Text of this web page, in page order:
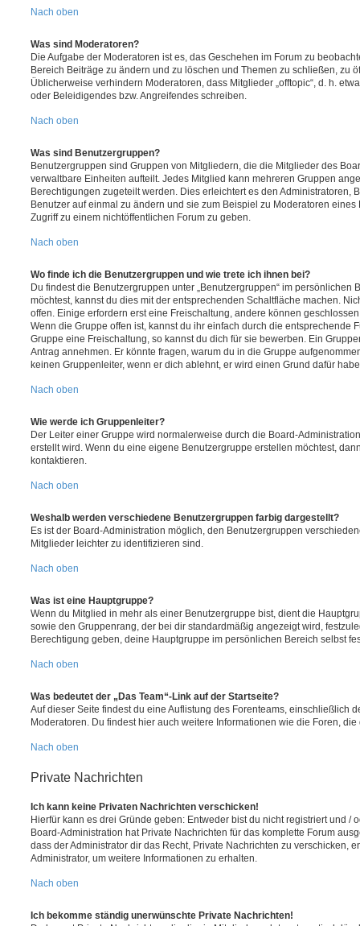
Nach oben
Was sind Moderatoren?
Die Aufgabe der Moderatoren ist es, das Geschehen im Forum zu
Bereich Beiträge zu ändern und zu löschen und Themen zu schließen, zu
Üblicherweise verhindern Moderatoren, dass Mitglieder „offtopic“, d. h.
oder Beleidigendes bzw. Angreifendes schreiben.
Nach oben
Was sind Benutzergruppen?
Benutzergruppen sind Gruppen von Mitgliedern, die die Mitglieder des
verwaltbare Einheiten aufteilt. Jedes Mitglied kann mehreren Gruppen
Berechtigungen zugeteilt werden. Dies erleichtert es den Administratoren,
Benutzer auf einmal zu ändern und sie zum Beispiel zu Moderatoren
Zugriff zu einem nichtöffentlichen Forum zu geben.
Nach oben
Wo finde ich die Benutzergruppen und wie trete ich ihnen bei?
Du findest die Benutzergruppen unter „Benutzergruppen“ im persönlichen
möchtest, kannst du dies mit der entsprechenden Schaltfläche machen.
offen. Einige erfordern erst eine Freischaltung, andere können
Wenn die Gruppe offen ist, kannst du ihr einfach durch die entsprechende
Gruppe eine Freischaltung, so kannst du dich für sie bewerben. Ein
Antrag annehmen. Er könnte fragen, warum du in die Gruppe
keinen Gruppenleiter, wenn er dich ablehnt, er wird einen Grund dafür
Nach oben
Wie werde ich Gruppenleiter?
Der Leiter einer Gruppe wird normalerweise durch die Board-
erstellt wird. Wenn du eine eigene Benutzergruppe erstellen möchtest,
kontaktieren.
Nach oben
Weshalb werden verschiedene Benutzergruppen farbig dargestellt?
Es ist der Board-Administration möglich, den Benutzergruppen
Mitglieder leichter zu identifizieren sind.
Nach oben
Was ist eine Hauptgruppe?
Wenn du Mitglied in mehr als einer Benutzergruppe bist, dient die
sowie den Gruppenrang, der bei dir standardmäßig angezeigt wird,
Berechtigung geben, deine Hauptgruppe im persönlichen Bereich selbst
Nach oben
Was bedeutet der „Das Team“-Link auf der Startseite?
Auf dieser Seite findest du eine Auflistung des Forenteams, einschließlich
Moderatoren. Du findest hier auch weitere Informationen wie die Foren,
Nach oben
Private Nachrichten
Ich kann keine Privaten Nachrichten verschicken!
Hierfür kann es drei Gründe geben: Entweder bist du nicht registriert und /
Board-Administration hat Private Nachrichten für das komplette Forum
dass der Administrator dir das Recht, Private Nachrichten zu verschicken,
Administrator, um weitere Informationen zu erhalten.
Nach oben
Ich bekomme ständig unerwünschte Private Nachrichten!